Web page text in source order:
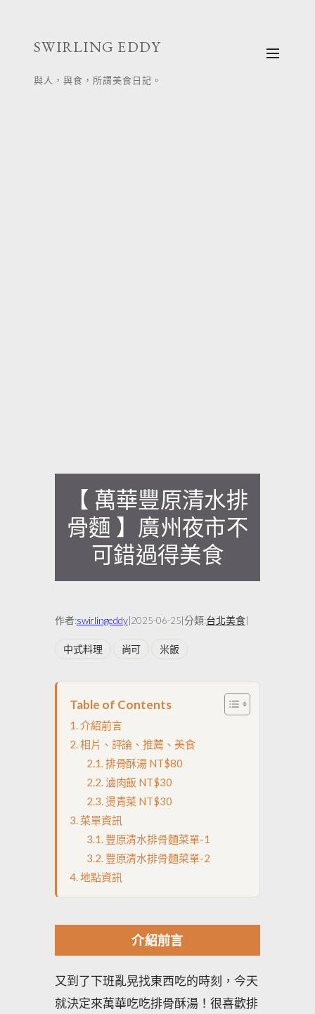
SWIRLING EDDY
與人，與食，所謂美食日記。
【 萬華豐原清水排
骨麵 】廣州夜市不
可錯過得美食
作者:swirlingeddy|2025-06-25|分類:台北美食|
中式料理 尚可 米飯
Table of Contents
介紹前言
相片、評論、推薦、美食
排骨酥湯 NT$80
滷肉飯 NT$30
燙青菜 NT$30
菜單資訊
豐原清水排骨麵菜單-1
豐原清水排骨麵菜單-2
地點資訊
介紹前言
又到了下班亂晃找東西吃的時刻，今天
就決定來萬華吃吃排骨酥湯！很喜歡排